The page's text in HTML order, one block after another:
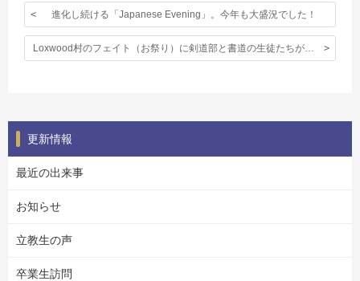
進化し続ける「Japanese Evening」。今年も大盛況でした！
更新情報
最近の出来事
お知らせ
立教生の声
卒業生訪問